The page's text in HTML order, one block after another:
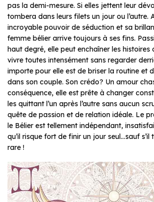
pas la demi-mesure. Si elles jettent leur
tombera dans leurs filets un jour ou l’autre.
incroyable pouvoir de séduction et sa
femme bélier arrive toujours à ses fins.
haut degré, elle peut enchaîner les histoires
vivre toutes intensément sans regarder
importe pour elle est de briser la routine et
dans son couple. Son crédo? Un amour
conséquence, elle est prête à changer
les quittant l’un après l’autre sans aucun
quête de passion et de relation idéale. Le
le Bélier est tellement indépendant,
qu’il risque fort de finir un jour seul…sauf
rare !